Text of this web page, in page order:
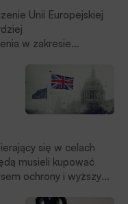
Unii Europejskiej
w zakresie
się w celach
musieli kupować
ochrony i wyższymi